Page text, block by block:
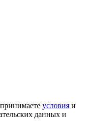
условия и
данных и